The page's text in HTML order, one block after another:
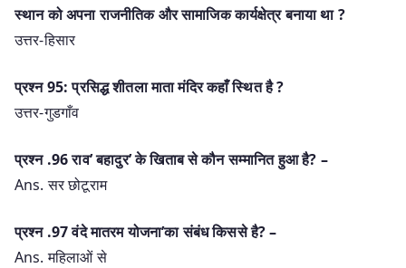
स्थान को अपना राजनीतिक और सामाजिक कार्यक्षेत्र बनाया था ?
उत्तर-हिसार
प्रश्न 95: प्रसिद्ध शीतला माता मंदिर कहाँ स्थित है ?
उत्तर-गुडगाँव
प्रश्‍न .96 राव’ बहादुर’ के खिताब से कौन सम्मानित हुआ है? –
Ans. सर छोटूराम
प्रश्‍न .97 वंदे मातरम योजना’का संबंध किससे है? –
Ans. महिलाओं से